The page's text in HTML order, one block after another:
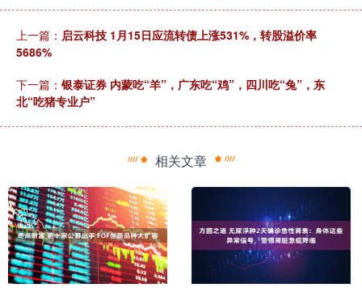
上一篇： 启云科技 1月15日应流转债上涨531%，转股溢价率
5686%
下一篇： 银泰证券 内蒙吃“羊”，广东吃“鸡”，四川吃“兔”，东
北“吃猪专业户”
相关文章